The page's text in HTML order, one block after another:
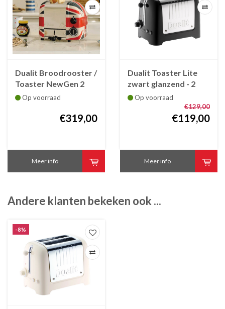
Dualit Broodrooster /
Toaster NewGen 2
slot UNION JACK -
Op voorraad
€319,00
Meer info
Dualit Toaster Lite
zwart glanzend - 2
slots - korte brede
Op voorraad
€129,00
€119,00
Meer info
Andere klanten bekeken ook ...
-8%